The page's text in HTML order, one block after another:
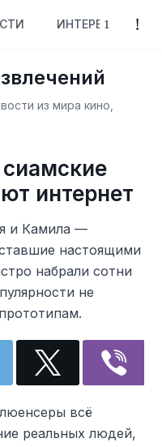
ИНТЕРЕСНОЕ
из мира кино,
интернет
и Камила —
настоящими
набрали сотни
не
всё
реальных людей,